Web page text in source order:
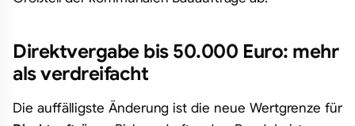
Direktvergabe bis 50.000 Euro: mehr
als verdreifacht
Die auffälligste Änderung ist die neue Wertgrenze für